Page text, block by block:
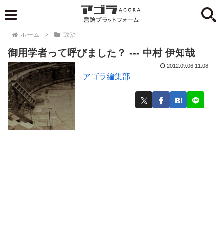
ホーム 政治
御用学者って呼びました？ --- 中村 伊知哉
アゴラ編集部
2012.09.06 11:08